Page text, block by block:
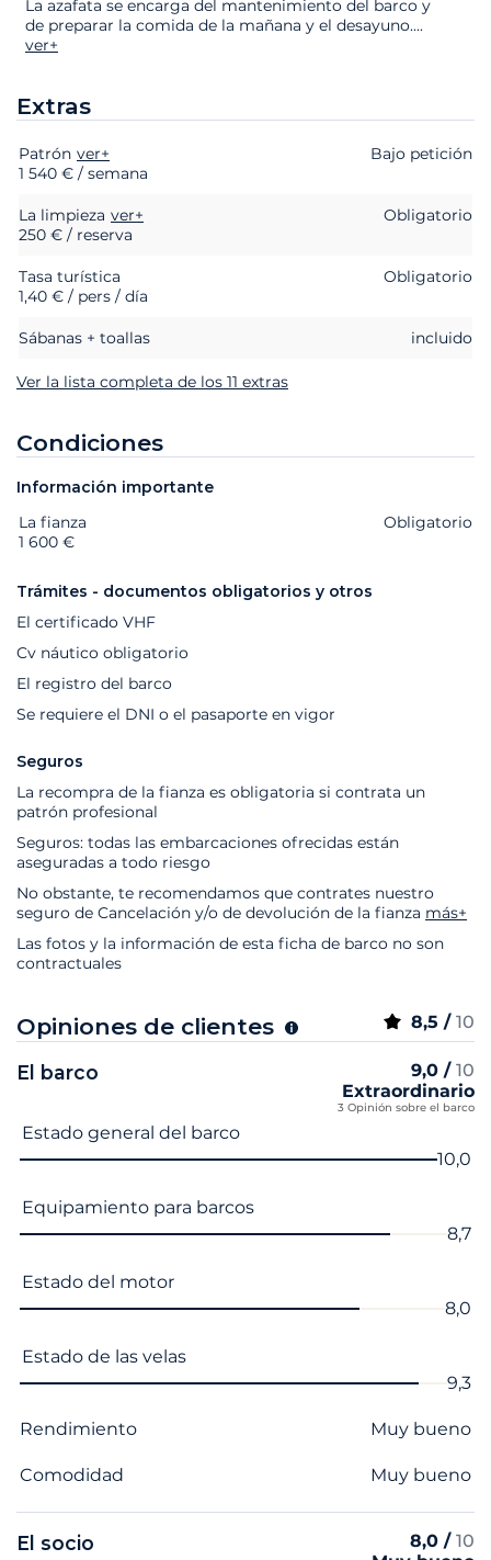
La azafata se encarga del mantenimiento del barco y
de preparar la comida de la mañana y el desayuno....
ver+
Extras
Extras Estado
Patrón ver+
Bajo petición
1 540 € / semana
La limpieza ver+
Obligatorio
250 € / reserva
Tasa turística
Obligatorio
1,40 € / pers / día
Sábanas + toallas incluido
Ver la lista completa de los 11 extras
Condiciones
Información importante
Extras Estado
La fianza
Obligatorio
1 600 €
Trámites - documentos obligatorios y otros
El certificado VHF
Cv náutico obligatorio
El registro del barco
Se requiere el DNI o el pasaporte en vigor
Seguros
La recompra de la fianza es obligatoria si contrata un
patrón profesional
Seguros: todas las embarcaciones ofrecidas están
aseguradas a todo riesgo
No obstante, te recomendamos que contrates nuestro
seguro de Cancelación y/o de devolución de la fianza más+
Las fotos y la información de esta ficha de barco no son
contractuales
Opiniones de clientes 8,5 / 10
El barco 9,0 / 10
Extraordinario
3 Opinión sobre el barco
Nombre del criterio Nota
Estado general del barco
10,0
Equipamiento para barcos
8,7
Estado del motor
8,0
Estado de las velas
9,3
Rendimiento Muy bueno
Comodidad Muy bueno
El socio 8,0 / 10